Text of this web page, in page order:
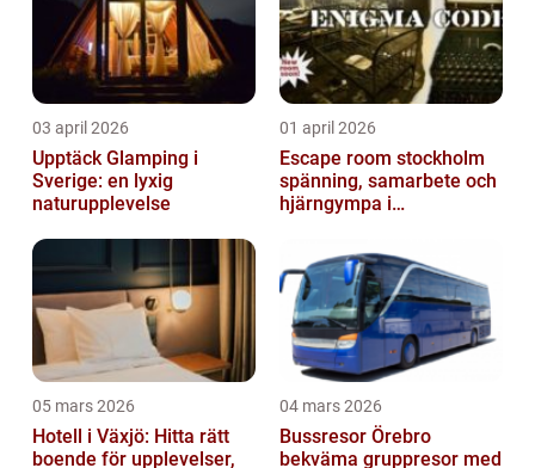
03 april 2026
Upptäck Glamping i
Sverige: en lyxig
naturupplevelse
01 april 2026
Escape room stockholm
spänning, samarbete och
hjärngympa i
05 mars 2026
Hotell i Växjö: Hitta rätt
boende för upplevelser,
04 mars 2026
Bussresor Örebro
bekväma gruppresor med